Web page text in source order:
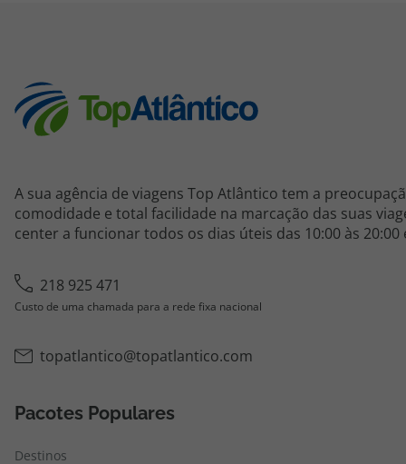
A sua agência de viagens Top Atlântico tem a
comodidade e total facilidade na marcação das suas
center a funcionar todos os dias úteis das 10:00 às 20:00
218 925 471
Custo de uma chamada para a rede fixa nacional
topatlantico@topatlantico.com
Pacotes Populares
Destinos